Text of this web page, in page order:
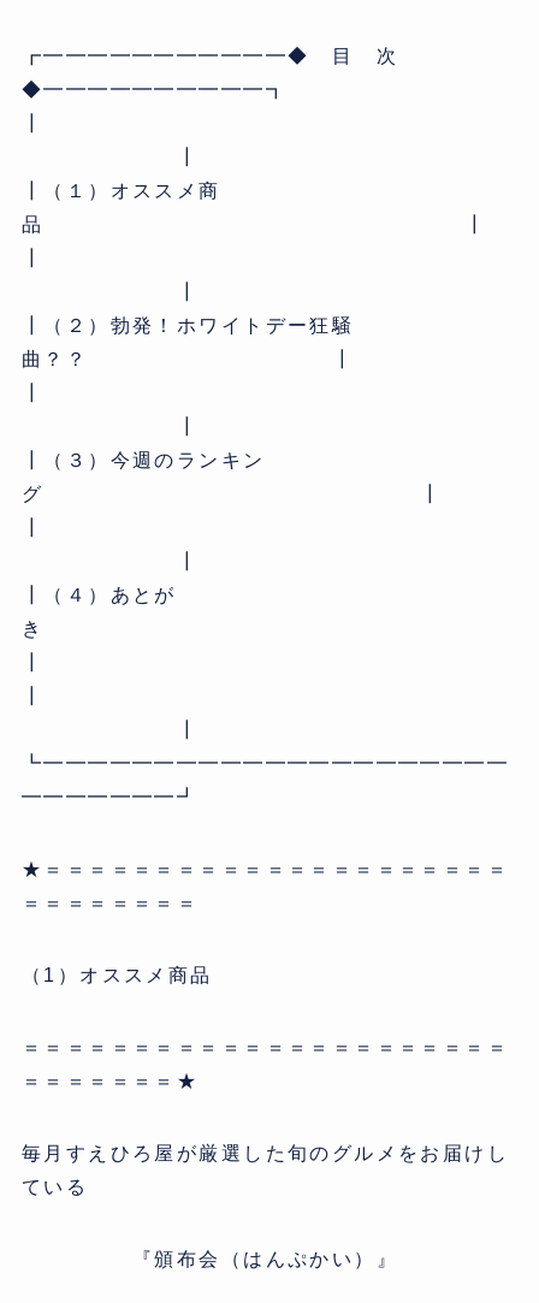
┏━━━━━━━━━━━◆ 目 次
◆━━━━━━━━━━┓
┃（１）オススメ商
品 ┃
┃（２）勃発！ホワイトデー狂騒
曲？？ ┃
┃（３）今週のランキン
グ ┃
┃（４）あとが
き
┗━━━━━━━━━━━━━━━━━━━━━
━━━━━━━┛
★＝＝＝＝＝＝＝＝＝＝＝＝＝＝＝＝＝＝＝＝＝
＝＝＝＝＝＝＝＝
（1）オススメ商品
＝＝＝＝＝＝＝＝＝＝＝＝＝＝＝＝＝＝＝＝＝＝
＝＝＝＝＝＝＝★
毎月すえひろ屋が厳選した旬のグルメをお届けし
ている
『頒布会（はんぷかい）』